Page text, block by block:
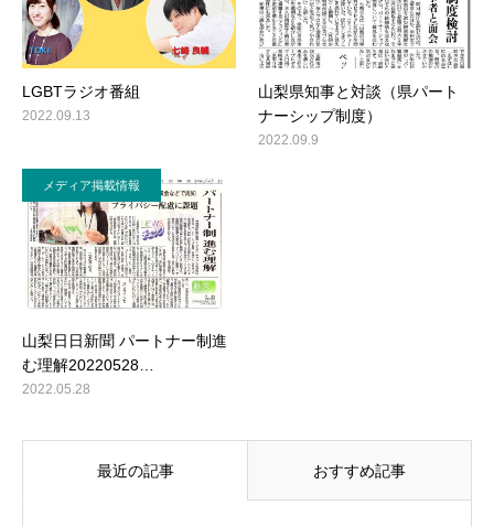
LGBTラジオ番組
2022.09.13
山梨県知事と対談（県パート
ナーシップ制度）
2022.09.9
メディア掲載情報
山梨日日新聞 パートナー制進
む理解20220528…
2022.05.28
最近の記事 おすすめ記事